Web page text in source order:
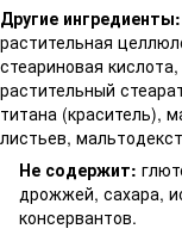
Другие ингредиенты:
растительная
стеариновая
растительный
титана (краситель),
листьев,
Не содержит:
дрожжей, сахара,
консервантов.